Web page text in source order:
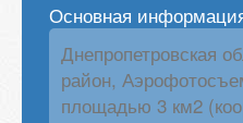
Основная